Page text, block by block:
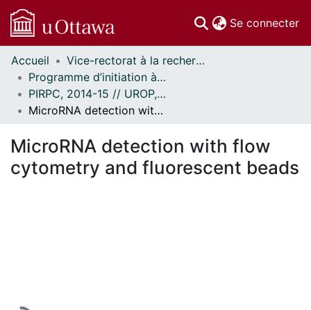
Se connecter
Communautés
et collections
Parcourir
Statistiques
À propos
Accueil
Vice-rectorat à la recherche // Office of the V-P, Research
Programme d’initiation à la recherche au premier cycle (PIRPC) // Undergraduate Research Opportunity Program (UROP)
PIRPC, 2014-15 // UROP, 2014-15
MicroRNA detection with flow cytometry and fluorescent beads
MicroRNA detection with flow
cytometry and fluorescent beads